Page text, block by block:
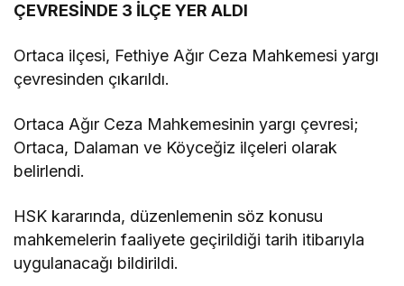
ÇEVRESİNDE 3 İLÇE YER ALDI
Ortaca ilçesi, Fethiye Ağır Ceza Mahkemesi yargı
çevresinden çıkarıldı.
Ortaca Ağır Ceza Mahkemesinin yargı çevresi;
Ortaca, Dalaman ve Köyceğiz ilçeleri olarak
belirlendi.
HSK kararında, düzenlemenin söz konusu
mahkemelerin faaliyete geçirildiği tarih itibarıyla
uygulanacağı bildirildi.